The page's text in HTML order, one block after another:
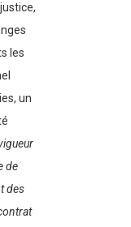
les
un
de
des